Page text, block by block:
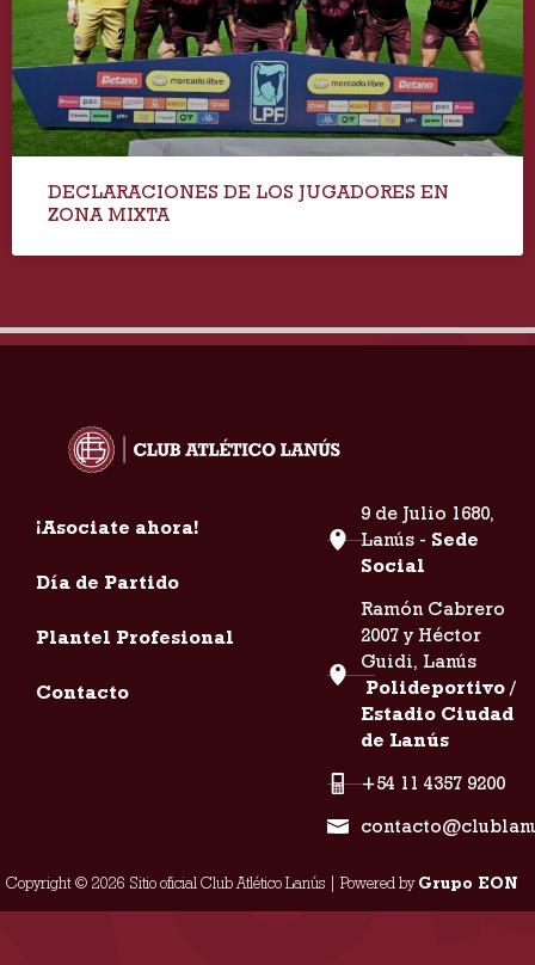
DECLARACIONES DE LOS JUGADORES EN
ZONA MIXTA
¡Asociate ahora!
Día de Partido
Plantel Profesional
Contacto
9 de Julio 1680,
Lanús - Sede
Social
Ramón Cabrero
2007 y Héctor
Guidi, Lanús
Polideportivo /
Estadio Ciudad
de Lanús
+54 11 4357 9200
Copyright © 2026 Sitio oficial Club Atlético Lanús | Powered byGrupo EON